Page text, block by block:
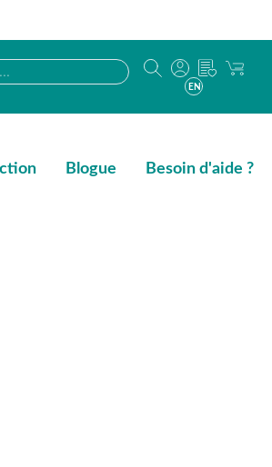
EN
Blogue Besoin d'aide ?